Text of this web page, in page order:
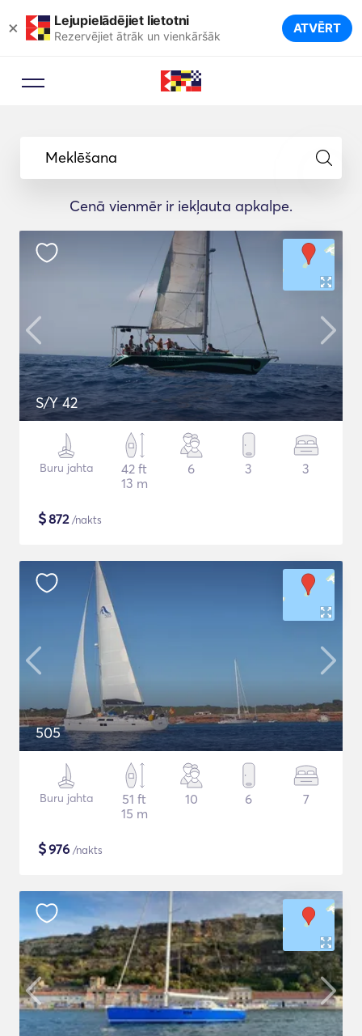
× Lejupielādējiet lietotni
Rezervējiet ātrāk un vienkāršāk ATVĒRT
Meklēšana
Cenā vienmēr ir iekļauta apkalpe.
S/Y 42
Buru jahta
42 ft
13 m
6 3 3
$872/nakts
505
Buru jahta
51 ft
15 m
10 6 7
$976 /nakts